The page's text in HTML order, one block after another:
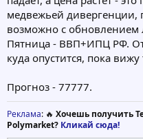
медвежьей дивергенции,
возможно с обновлением
Пятница - ВВП+ИПЦ РФ.
куда опустится, пока
Прогноз - 77777.
Реклама: 🔥 Хочешь получить
Polymarket? Кликай сюда!